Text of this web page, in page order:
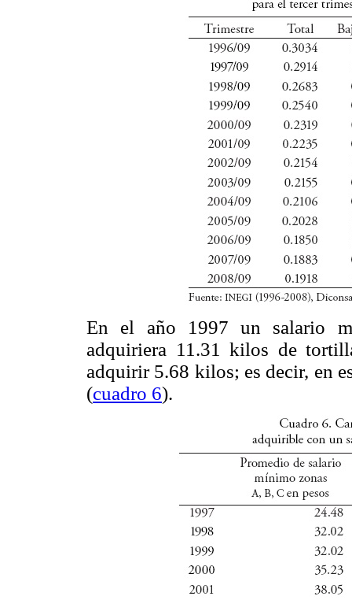
En el año 1997 un salario
adquiriera 11.31 kilos de
adquirir 5.68 kilos; es decir, en
(cuadro 6).